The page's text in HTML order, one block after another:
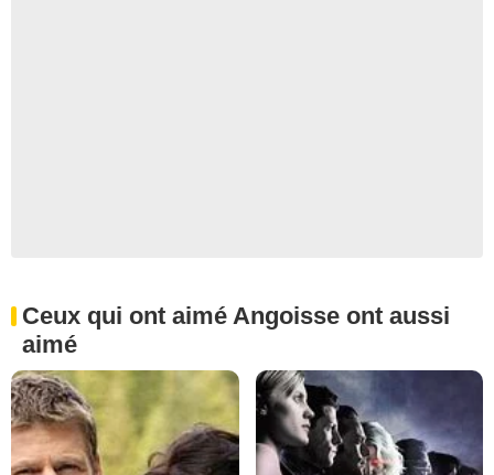
Ceux qui ont aimé Angoisse ont aussi
aimé